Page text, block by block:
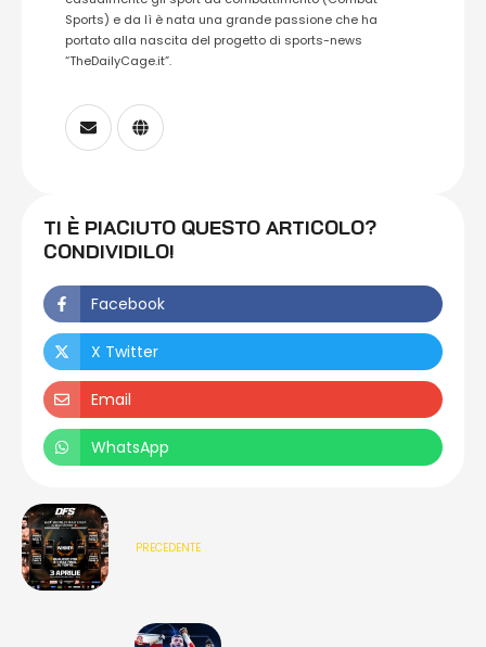
Sports) e da lì è nata una grande passione che ha
portato alla nascita del progetto di sports-news
“TheDailyCage.it”.
TI È PIACIUTO QUESTO ARTICOLO?
CONDIVIDILO!
Facebook
X Twitter
Email
WhatsApp
PRECEDENTE